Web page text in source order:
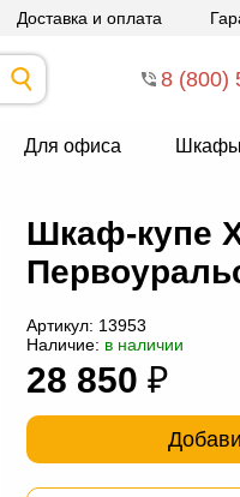
Доставка и оплата
8 (800)
Для офиса Шкафы
Шкаф-купе
Артикул: 13953
Наличие: в наличии
28 850 ₽